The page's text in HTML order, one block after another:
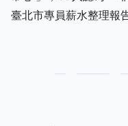
臺北市專員薪水整理報告